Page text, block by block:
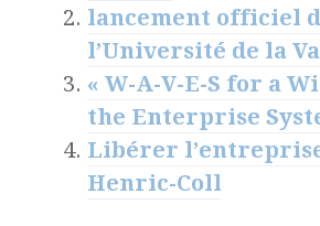
lancement officiel
l’Université de la
« W-A-V-E-S for a
the Enterprise
Libérer
Henric-Coll